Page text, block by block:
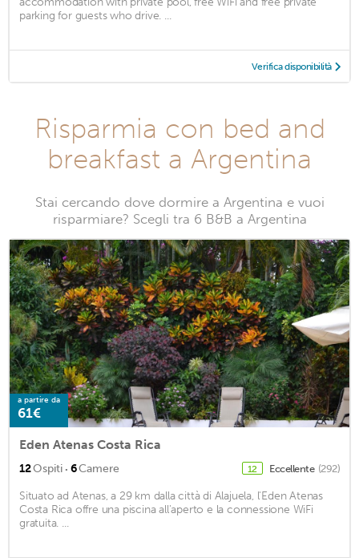
parking for guests who drive. ...
Verifica disponibilità
Risparmia con bed and
breakfast a Argentina
Stai cercando dove dormire a Argentina e vuoi
risparmiare? Scegli tra 6 B&B a Argentina
a partire da
61€
Eden Atenas Costa Rica
12Ospiti · 6Camere 12 Eccellente (292)
Situato ad Atenas, a 29 km dalla città di Alajuela, l'Eden Atenas
Costa Rica offre una piscina all'aperto e la connessione WiFi
gratuita. ...